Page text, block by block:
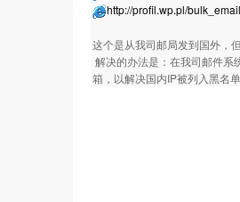
http://profil.wp.pl/
这个是从我司邮局发到国外，
解决的办法是：在我司邮件系
箱，以解决国内IP被列入黑名